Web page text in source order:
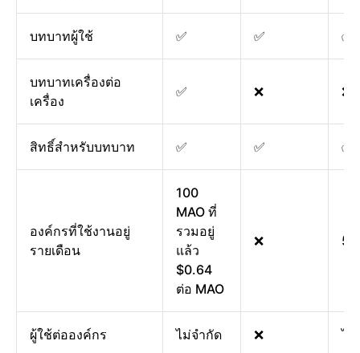
บทบาทผู้ใช้ ✅ ✅ ✅
บทบาทเครื่องต่อ
เครื่อง
✅ ❌ ❌
สิทธิ์สำหรับบทบาท ✅ ✅ ✅
องค์กรที่ใช้งานอยู่
รายเดือน
100
MAO ที่
รวมอยู่
แล้ว
$0.64
ต่อ MAO
❌ 50
ผู้ใช้ต่อองค์กร ไม่จำกัด ❌ ไม่